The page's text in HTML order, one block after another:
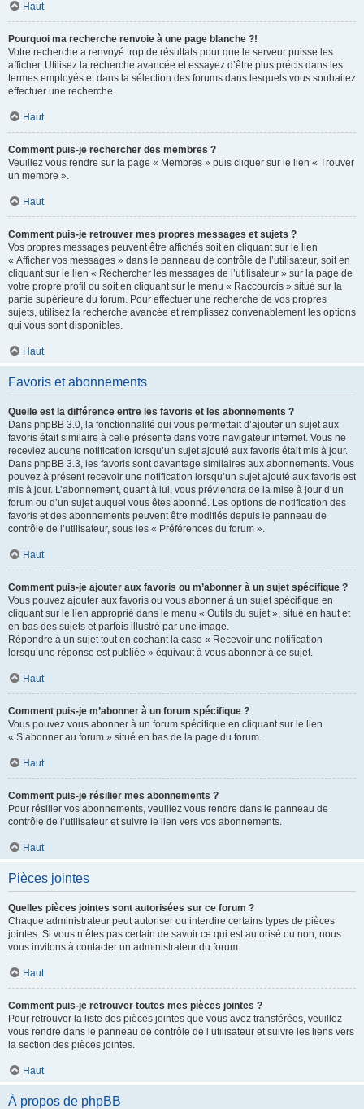
Haut
Pourquoi ma recherche renvoie à une page blanche ?!
Votre recherche a renvoyé trop de résultats pour que le serveur puisse les
afficher. Utilisez la recherche avancée et essayez d’être plus précis dans les
termes employés et dans la sélection des forums dans lesquels vous souhaitez
effectuer une recherche.
Haut
Comment puis-je rechercher des membres ?
Veuillez vous rendre sur la page « Membres » puis cliquer sur le lien « Trouver
un membre ».
Haut
Comment puis-je retrouver mes propres messages et sujets ?
Vos propres messages peuvent être affichés soit en cliquant sur le lien
« Afficher vos messages » dans le panneau de contrôle de l’utilisateur, soit en
cliquant sur le lien « Rechercher les messages de l’utilisateur » sur la page de
votre propre profil ou soit en cliquant sur le menu « Raccourcis » situé sur la
partie supérieure du forum. Pour effectuer une recherche de vos propres
sujets, utilisez la recherche avancée et remplissez convenablement les options
qui vous sont disponibles.
Haut
Favoris et abonnements
Quelle est la différence entre les favoris et les abonnements ?
Dans phpBB 3.0, la fonctionnalité qui vous permettait d’ajouter un sujet aux
favoris était similaire à celle présente dans votre navigateur internet. Vous ne
receviez aucune notification lorsqu’un sujet ajouté aux favoris était mis à jour.
Dans phpBB 3.3, les favoris sont davantage similaires aux abonnements. Vous
pouvez à présent recevoir une notification lorsqu’un sujet ajouté aux favoris est
mis à jour. L’abonnement, quant à lui, vous préviendra de la mise à jour d’un
forum ou d’un sujet auquel vous êtes abonné. Les options de notification des
favoris et des abonnements peuvent être modifiés depuis le panneau de
contrôle de l’utilisateur, sous les « Préférences du forum ».
Haut
Comment puis-je ajouter aux favoris ou m’abonner à un sujet spécifique ?
Vous pouvez ajouter aux favoris ou vous abonner à un sujet spécifique en
cliquant sur le lien approprié dans le menu « Outils du sujet », situé en haut et
en bas des sujets et parfois illustré par une image.
Répondre à un sujet tout en cochant la case « Recevoir une notification
lorsqu’une réponse est publiée » équivaut à vous abonner à ce sujet.
Haut
Comment puis-je m’abonner à un forum spécifique ?
Vous pouvez vous abonner à un forum spécifique en cliquant sur le lien
« S’abonner au forum » situé en bas de la page du forum.
Haut
Comment puis-je résilier mes abonnements ?
Pour résilier vos abonnements, veuillez vous rendre dans le panneau de
contrôle de l’utilisateur et suivre le lien vers vos abonnements.
Haut
Pièces jointes
Quelles pièces jointes sont autorisées sur ce forum ?
Chaque administrateur peut autoriser ou interdire certains types de pièces
jointes. Si vous n’êtes pas certain de savoir ce qui est autorisé ou non, nous
vous invitons à contacter un administrateur du forum.
Haut
Comment puis-je retrouver toutes mes pièces jointes ?
Pour retrouver la liste des pièces jointes que vous avez transférées, veuillez
vous rendre dans le panneau de contrôle de l’utilisateur et suivre les liens vers
la section des pièces jointes.
Haut
À propos de phpBB